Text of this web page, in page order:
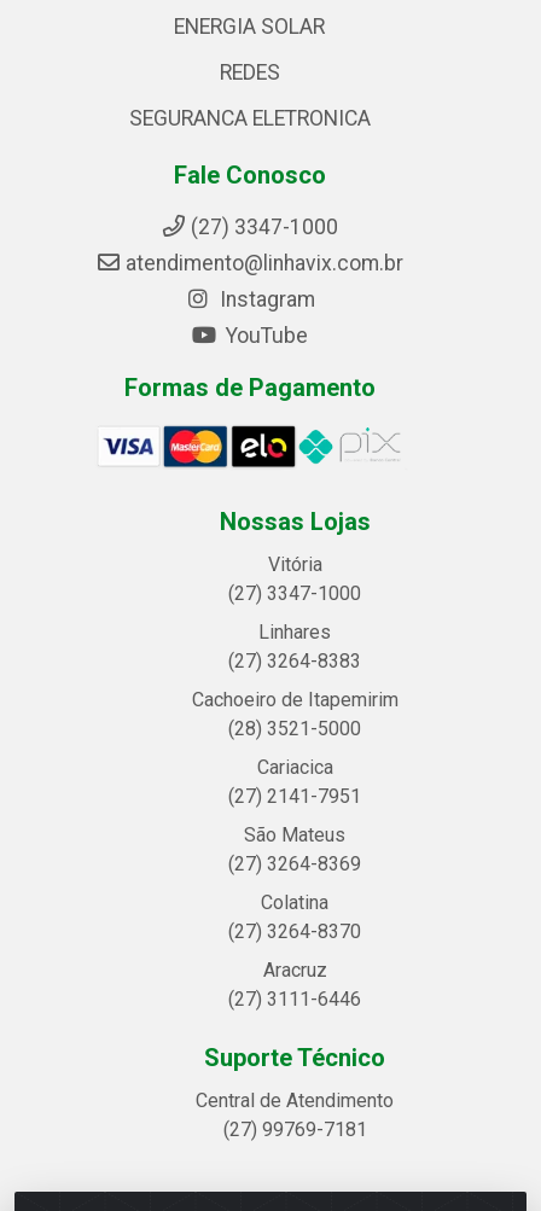
ENERGIA SOLAR
REDES
SEGURANCA ELETRONICA
Fale Conosco
(27) 3347-1000
atendimento@linhavix.com.br
Instagram
YouTube
Formas de Pagamento
Nossas Lojas
Vitória
(27) 3347-1000
Linhares
(27) 3264-8383
Cachoeiro de Itapemirim
(28) 3521-5000
Cariacica
(27) 2141-7951
São Mateus
(27) 3264-8369
Colatina
(27) 3264-8370
Aracruz
(27) 3111-6446
Suporte Técnico
Central de Atendimento
(27) 99769-7181